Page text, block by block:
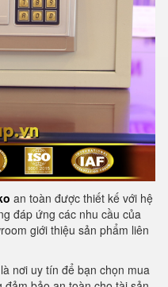
an toàn được thiết kế với hệ
đáp ứng các nhu cầu của
giới thiệu sản phẩm liên
nơi uy tín để bạn chọn mua